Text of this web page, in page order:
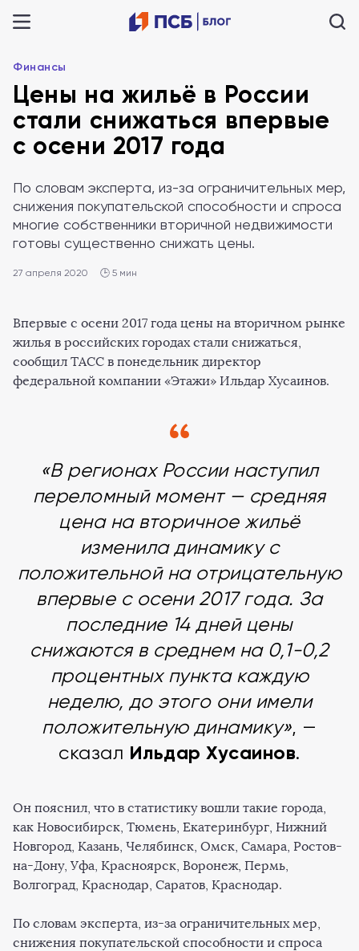
Финансы
Цены на жильё в России
стали снижаться впервые
с осени 2017 года
По словам эксперта, из-за ограничительных мер,
снижения покупательской способности и спроса
многие собственники вторичной недвижимости
готовы существенно снижать цены.
27 апреля 2020 🕒 5 мин
Впервые с осени 2017 года цены на вторичном рынке
жилья в российских городах стали снижаться,
сообщил ТАСС в понедельник директор
федеральной компании «Этажи» Ильдар Хусаинов.
«В регионах России наступил
переломный момент — средняя
цена на вторичное жильё
изменила динамику с
положительной на отрицательную
впервые с осени 2017 года. За
последние 14 дней цены
снижаются в среднем на 0,1-0,2
процентных пункта каждую
неделю, до этого они имели
положительную динамику», —
сказал Ильдар Хусаинов.
Он пояснил, что в статистику вошли такие города,
как Новосибирск, Тюмень, Екатеринбург, Нижний
Новгород, Казань, Челябинск, Омск, Самара, Ростов-
на-Дону, Уфа, Красноярск, Воронеж, Пермь,
Волгоград, Краснодар, Саратов, Краснодар.
По словам эксперта, из-за ограничительных мер,
снижения покупательской способности и спроса